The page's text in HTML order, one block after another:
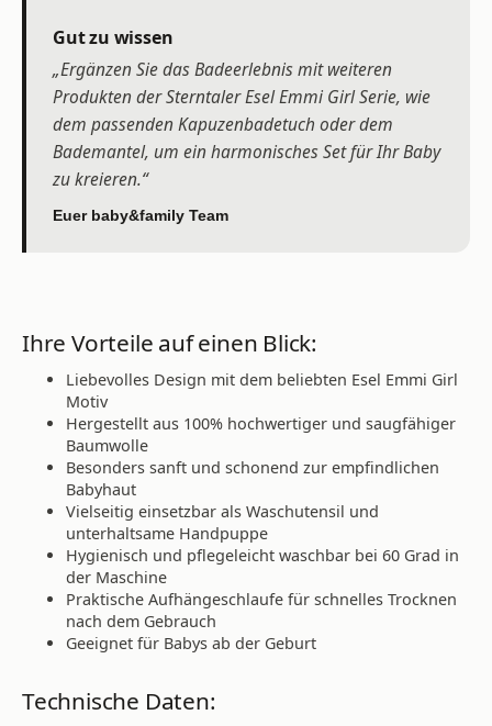
Gut zu wissen
„Ergänzen Sie das Badeerlebnis mit weiteren
Produkten der Sterntaler Esel Emmi Girl Serie, wie
dem passenden Kapuzenbadetuch oder dem
Bademantel, um ein harmonisches Set für Ihr Baby
zu kreieren.“
Euer baby&family Team
Ihre Vorteile auf einen Blick:
Liebevolles Design mit dem beliebten Esel Emmi Girl
Motiv
Hergestellt aus 100% hochwertiger und saugfähiger
Baumwolle
Besonders sanft und schonend zur empfindlichen
Babyhaut
Vielseitig einsetzbar als Waschutensil und
unterhaltsame Handpuppe
Hygienisch und pflegeleicht waschbar bei 60 Grad in
der Maschine
Praktische Aufhängeschlaufe für schnelles Trocknen
nach dem Gebrauch
Geeignet für Babys ab der Geburt
Technische Daten: